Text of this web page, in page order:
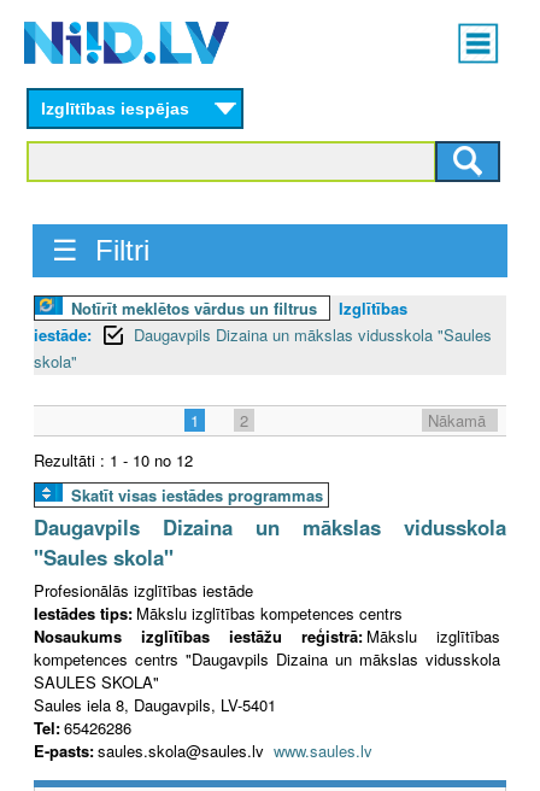
content
Main
menu
Izglītības iespējas
☰ Filtri
Notīrīt meklētos vārdus un filtrus
Izglītības
iestāde:
Daugavpils Dizaina un mākslas vidusskola "Saules
skola"
1 2
Nākamā
Rezultāti : 1 - 10 no 12
Skatīt visas iestādes programmas
Daugavpils Dizaina un mākslas vidusskola
"Saules skola"
Profesionālās izglītības iestāde
Iestādes tips: Mākslu izglītības kompetences centrs
Nosaukums izglītības iestāžu reģistrā: Mākslu izglītības
kompetences centrs "Daugavpils Dizaina un mākslas vidusskola
SAULES SKOLA"
Saules iela 8, Daugavpils, LV-5401
Tel:65426286
E-pasts:saules.skola@saules.lv www.saules.lv